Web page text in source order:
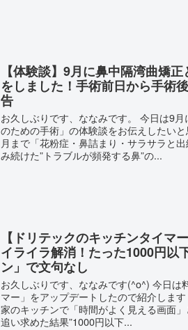
【体験談】9月に鼻中隔湾曲矯
をしました！手術前日から手術
告
お久しぶりです、ななみです。 今日は9
のための手術」の体験談をお伝えしたい
月まで「花粉症・鼻詰まり・サラサラと
み続けた”トラブルが頻発する鼻”の...
【ドリテックのキッチンタイマ
イライラ解消！たった1000円以
ン」で文句なし
お久しぶりです、ななみです(^o^) 今日は
マー」をアップデートしたので紹介しま
家のキッチンで「時間がよく見える画面
追い求めた結果”1000円以下...